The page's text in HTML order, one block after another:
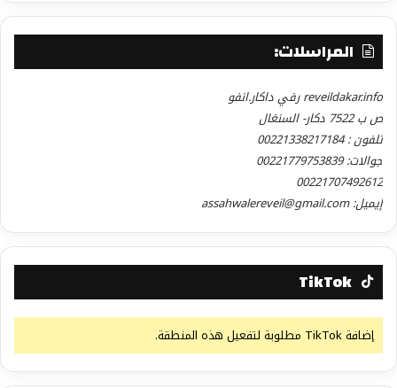
المراسلات:
reveildakar.info رفي داكار.انفو
ص ب 7522 دكار- السنغال
تلفون : 00221338217184
جوالات: 00221779753839
00221707492612
إيميل: assahwalereveil@gmail.com
TikTok
إضافة TikTok مطلوبة لتفعيل هذه المنطقة.